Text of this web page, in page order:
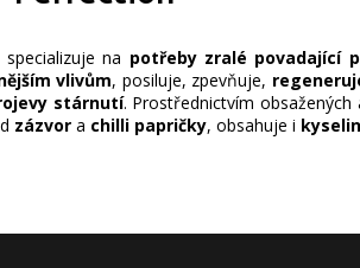
specializuje na potřeby zralé povadající
vlivům, posiluje, zpevňuje,
stárnutí. Prostřednictvím
zázvor a chilli papričky, obsahuje i